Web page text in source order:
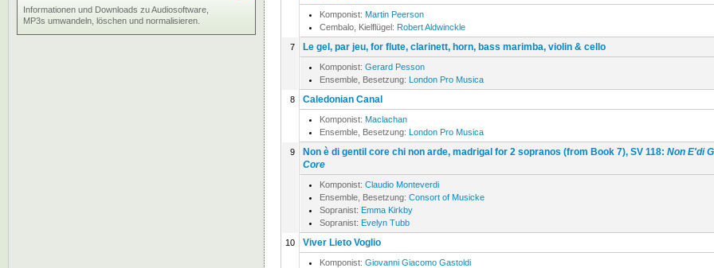
Komponist: Martin Peerson
Cembalo, Kielflügel: Robert Aldwinckle
7 Le gel, par jeu, for flute, clarinett, horn, bass marimba, violin & cello
Komponist: Gerard Pesson
Ensemble, Besetzung: London Pro Musica
8 Caledonian Canal
Komponist: Maclachan
Ensemble, Besetzung: London Pro Musica
9 Non è di gentil core chi non arde, madrigal for 2 sopranos (from Book 7), SV 118: Non E'di
Core
Komponist: Claudio Monteverdi
Ensemble, Besetzung: Consort of Musicke
Sopranist: Emma Kirkby
Sopranist: Evelyn Tubb
10 Viver Lieto Voglio
Komponist: Giovanni Giacomo Gastoldi
Informationen und Downloads zu Audiosoftware,
MP3s umwandeln, löschen und normalisieren.